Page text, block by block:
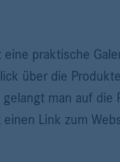
praktische
über die
man auf die
Link zum